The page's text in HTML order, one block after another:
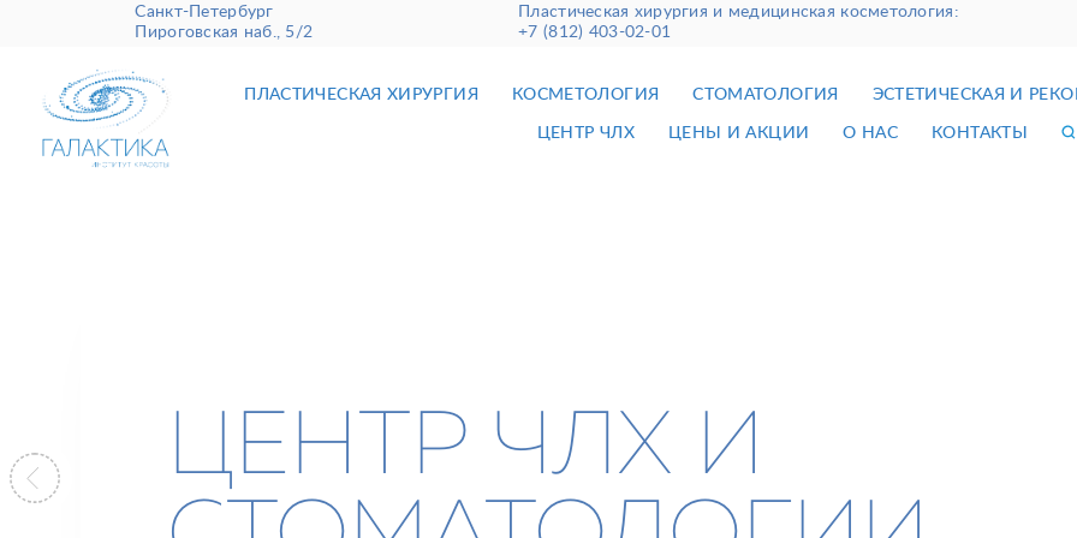
Санкт-Петербург
Пироговская наб., 5/2
Пластическая хирургия и медицинская косметология:
+7 (812) 403-02-01
ПЛАСТИЧЕСКАЯ ХИРУРГИЯ КОСМЕТОЛОГИЯ СТОМАТОЛОГИЯ ЭСТЕТИЧЕСКАЯ И
ЦЕНТР ЧЛХ ЦЕНЫ И АКЦИИ О НАС КОНТАКТЫ
ЦЕНТР ЧЛХ И